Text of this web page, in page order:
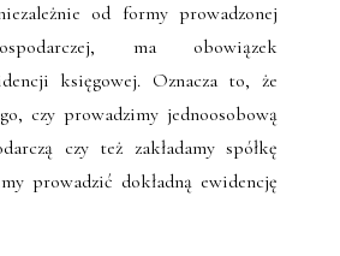
od formy prowadzonej
ma obowiązek
księgowej. Oznacza to, że
czy prowadzimy jednoosobową
czy też zakładamy spółkę
prowadzić dokładną ewidencję